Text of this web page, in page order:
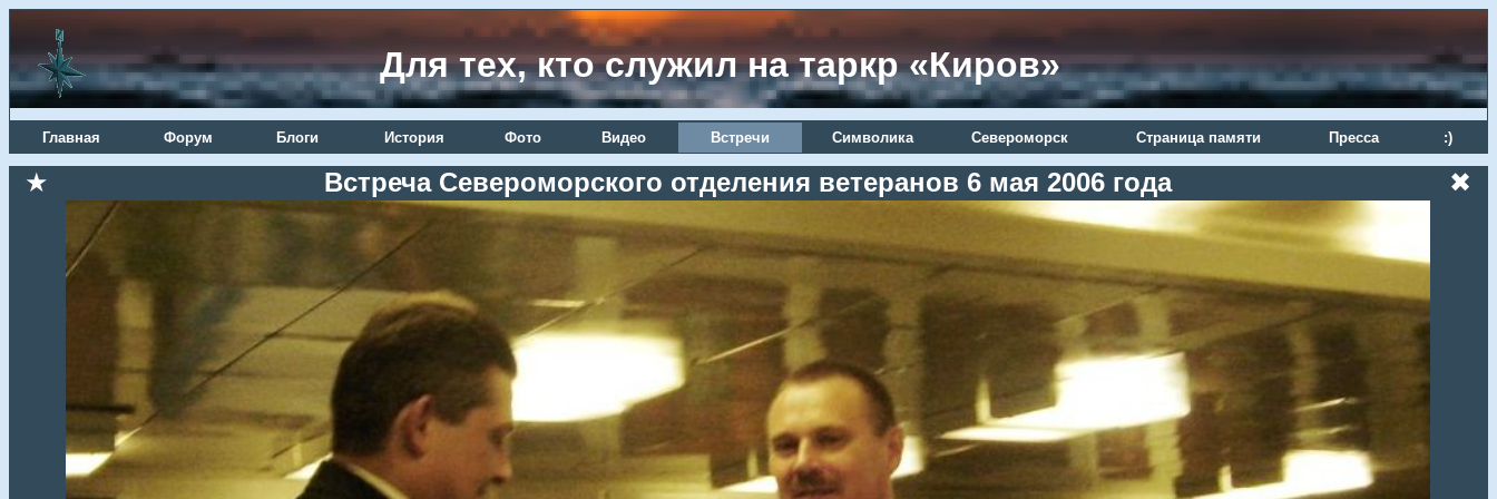
Для тех, кто служил на таркр «Киров»
Главная Форум Блоги История Фото Видео Встречи Символика Североморск Страница памяти Пресса :)
★ Встреча Североморского отделения ветеранов 6 мая 2006 года ✖